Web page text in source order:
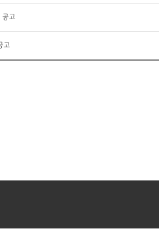
고
고